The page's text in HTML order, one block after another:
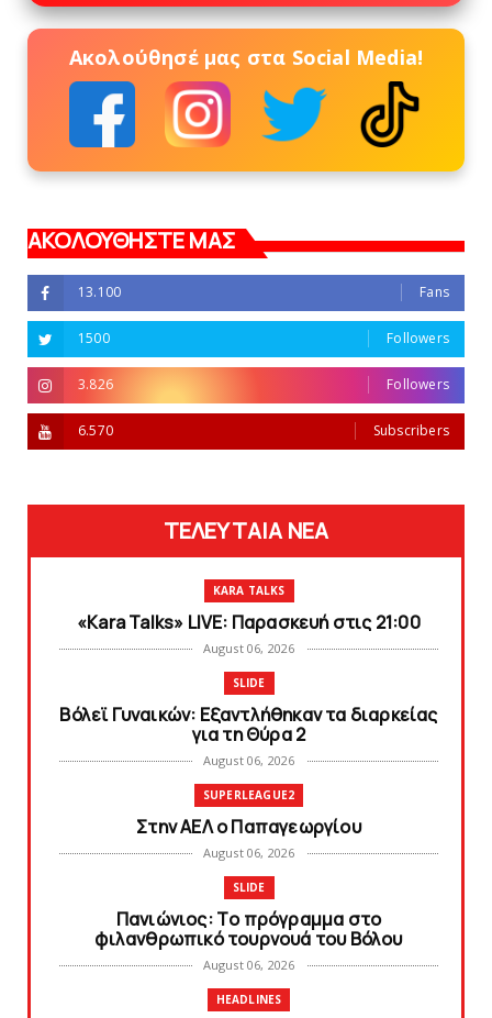
Ακολούθησέ μας στα Social Media!
ΑΚΟΛΟΥΘΗΣΤΕ ΜΑΣ
13.100 Fans
1500 Followers
3.826 Followers
6.570 Subscribers
ΤΕΛΕΥΤΑΙΑ ΝΕΑ
KARA TALKS
«Kara Talks» LIVE: Παρασκευή στις 21:00
August 06, 2026
SLIDE
Bόλεϊ Γυναικών: Εξαντλήθηκαν τα διαρκείας
για τη Θύρα 2
August 06, 2026
SUPERLEAGUE2
Στην AEΛ ο Παπαγεωργίου
August 06, 2026
SLIDE
Πανιώνιoς: Tο πρόγραμμα στο
φιλανθρωπικό τουρνουά του Bόλου
August 06, 2026
HEADLINES